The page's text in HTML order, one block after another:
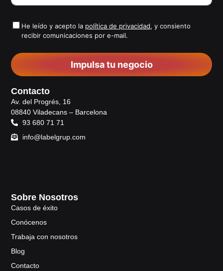
Sobre Nosotros
Casos de éxito
Conócenos
Trabaja con nosotros
Blog
Contacto
He leído y acepto la política de privacidad, y consiento
recibir comunicaciones por e-mail.
Impulsa tu negocio
Contacto
Av. del Progrés, 16
08840 Viladecans – Barcelona
93 680 71 71
info@labelgrup.com